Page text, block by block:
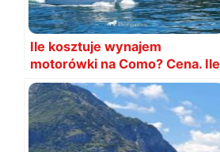
Ile kosztuje wynajem
motorówki na Como? Cena. Ile
za dzień, godzinę?